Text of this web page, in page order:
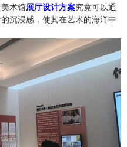
术馆展厅设计方案究竟可以通
沉浸感，使其在艺术的海洋中
特殊显示产品
雷达互动系统
智能中控系统
投影互动系统
产品合集一
产品合集二